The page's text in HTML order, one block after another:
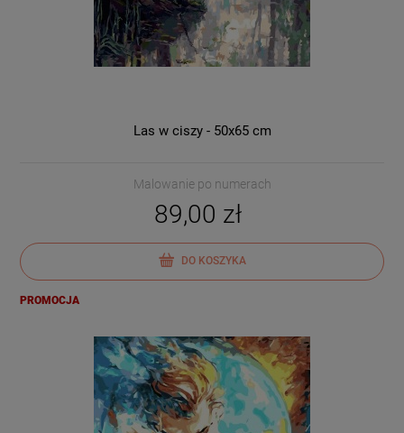
Las w ciszy - 50x65 cm
Malowanie po numerach
89,00 zł
DO KOSZYKA
PROMOCJA